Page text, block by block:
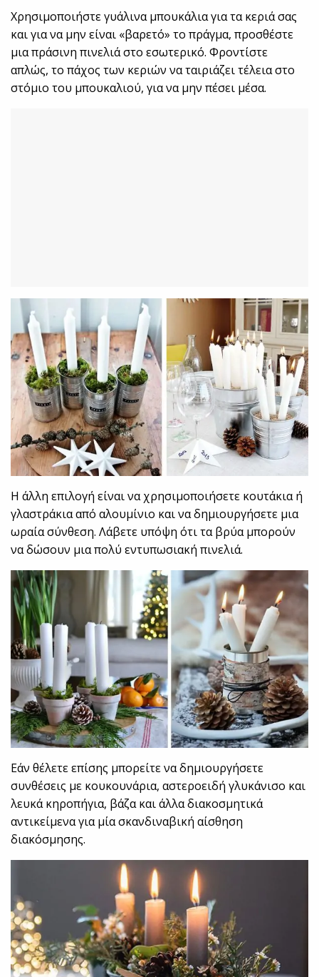
Χρησιμοποιήστε γυάλινα μπουκάλια για τα κεριά σας
και για να μην είναι «βαρετό» το πράγμα, προσθέστε
μια πράσινη πινελιά στο εσωτερικό. Φροντίστε
απλώς, το πάχος των κεριών να ταιριάζει τέλεια στο
στόμιο του μπουκαλιού, για να μην πέσει μέσα.
Η άλλη επιλογή είναι να χρησιμοποιήσετε κουτάκια ή
γλαστράκια από αλουμίνιο και να δημιουργήσετε μια
ωραία σύνθεση. Λάβετε υπόψη ότι τα βρύα μπορούν
να δώσουν μια πολύ εντυπωσιακή πινελιά.
Εάν θέλετε επίσης μπορείτε να δημιουργήσετε
συνθέσεις με κουκουνάρια, αστεροειδή γλυκάνισο και
λευκά κηροπήγια, βάζα και άλλα διακοσμητικά
αντικείμενα για μία σκανδιναβική αίσθηση
διακόσμησης.